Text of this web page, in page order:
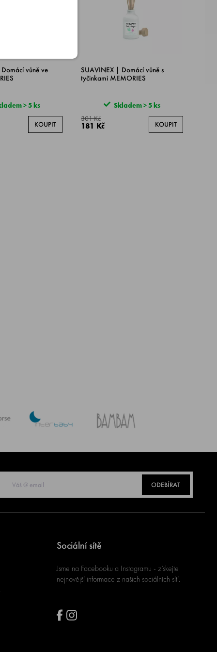
vůně ve
> 5 ks
KOUPIT
SUAVINEX | Domácí vůně s
tyčinkami MEMORIES
Skladem > 5 ks
301 Kč
181 Kč KOUPIT
ODEBÍRAT
Sociální sítě
Jsme na Facebooku a Instagramu - získejte
nejnovější informace z našich sociálních sítí.